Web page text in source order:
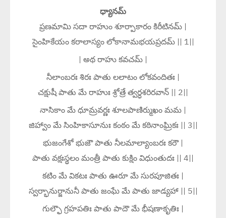
ధ్యానమ్
ప్రణమామి సదా రాహుం శూర్పాకారం కిరీటినమ్ |
సైంహికేయం కరాలాస్యం లోకానామభయప్రదమ్ || 1||
| అథ రాహు కవచమ్ |
నీలాంబరః శిరః పాతు లలాటం లోకవందితః |
చక్షుషీ పాతు మే రాహుః శ్రోత్రే త్వర్ధశరిరవాన్ || 2||
నాసికాం మే ధూమ్రవర్ణః శూలపాణిర్ముఖం మమ |
జిహ్వాం మే సింహికాసూనుః కంఠం మే కఠినాంఘ్రికః || 3||
భుజంగేశో భుజౌ పాతు నీలమాల్యాంబరః కరౌ |
పాతు వక్షఃస్థలం మంత్రీ పాతు కుక్షిం విధుంతుదః || 4||
కటిం మే వికటః పాతు ఊరూ మే సురపూజితః |
స్వర్భానుర్జానునీ పాతు జంఘే మే పాతు జాడ్యహా || 5||
గుల్ఫౌ గ్రహపతిః పాతు పాదౌ మే భీషణాకృతిః |